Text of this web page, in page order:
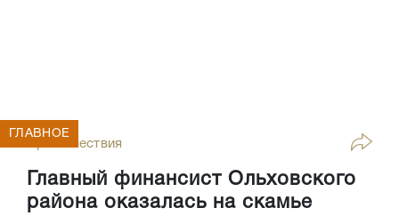
Происшествия
Главный финансист Ольховского
района оказалась на скамье
ГЛАВНОЕ